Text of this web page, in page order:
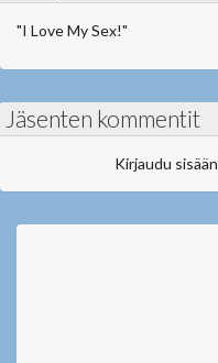
"I Love My Sex!"
Jäsenten kommentit
Kirjaudu